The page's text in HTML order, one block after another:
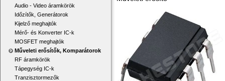
Audio - Video áramkörök
Időzítők, Generátorok
Kijelző meghajtók
Mérő- és Konverter IC-k
MOSFET meghajtók
Műveleti erősítők, Komparátorok
RF áramkörök
Tápegység IC-k
Tranzisztormezők